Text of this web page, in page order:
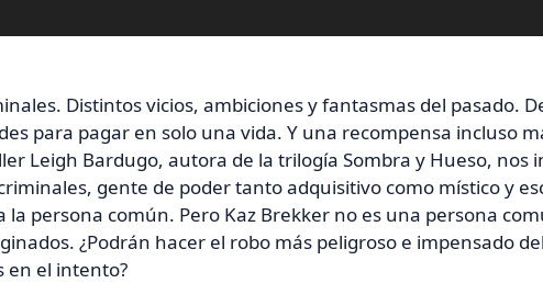
Distintos vicios, ambiciones y fantasmas del pasado.
para pagar en solo una vida. Y una recompensa incluso
Leigh Bardugo, autora de la trilogía Sombra y Hueso, nos
gente de poder tanto adquisitivo como místico y
la persona común. Pero Kaz Brekker no es una persona
¿Podrán hacer el robo más peligroso e impensado
en el intento?